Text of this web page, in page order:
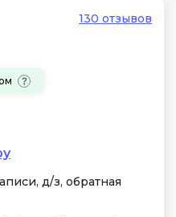
130 отзывов
д/з, обратная